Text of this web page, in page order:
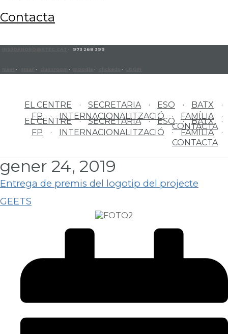
contacta
· 973 268 399
· · · · ·
EL CENTRE SECRETARIA ESO
BATX
FP
INTERNACIONALITZACIÓ
FAMÍLIA
CONTACTA
EL CENTRE SECRETARIA ESO
BATX
FP
INTERNACIONALITZACIÓ
FAMÍLIA
CONTACTA
gener 24, 2019
Entrega de premis del logotip del projecte
GEETS